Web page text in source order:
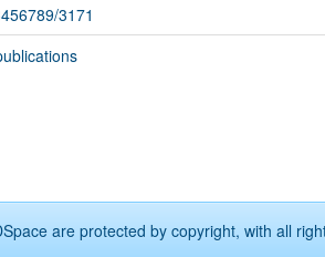
3171
are protected by copyright, with all